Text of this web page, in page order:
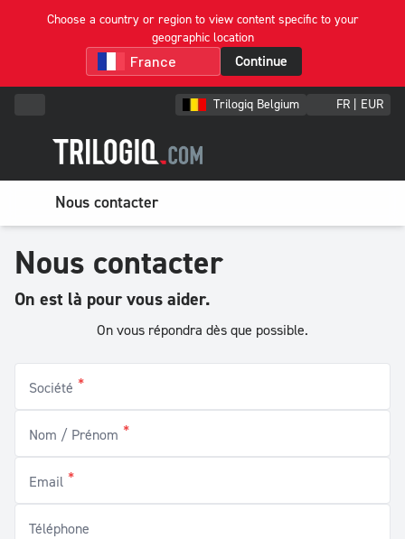
Choose a country or region to view content specific to your
geographic location
Continue
Trilogiq Belgium FR | EUR
Nous contacter
Nous contacter
On est là pour vous aider.
On vous répondra dès que possible.
Société *
Nom / Prénom *
Email *
Téléphone